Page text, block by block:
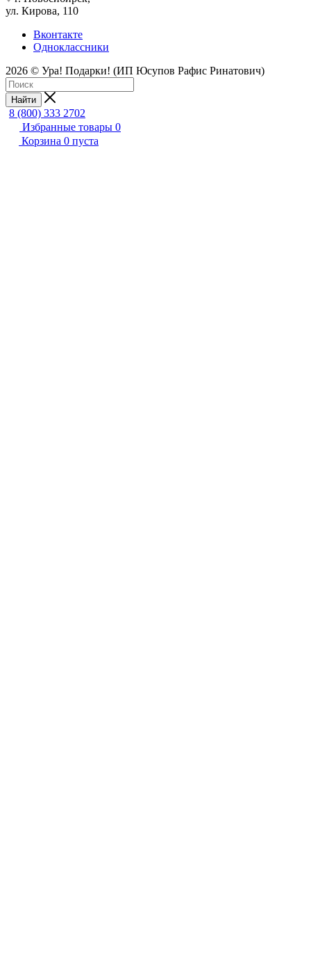
ул. Кирова, 110
Вконтакте
Одноклассники
2026 © Ура! Подарки! (ИП Юсупов Рафис Ринатович)
Найти
8 (800) 333 2702
Избранные товары 0
Корзина 0 пуста